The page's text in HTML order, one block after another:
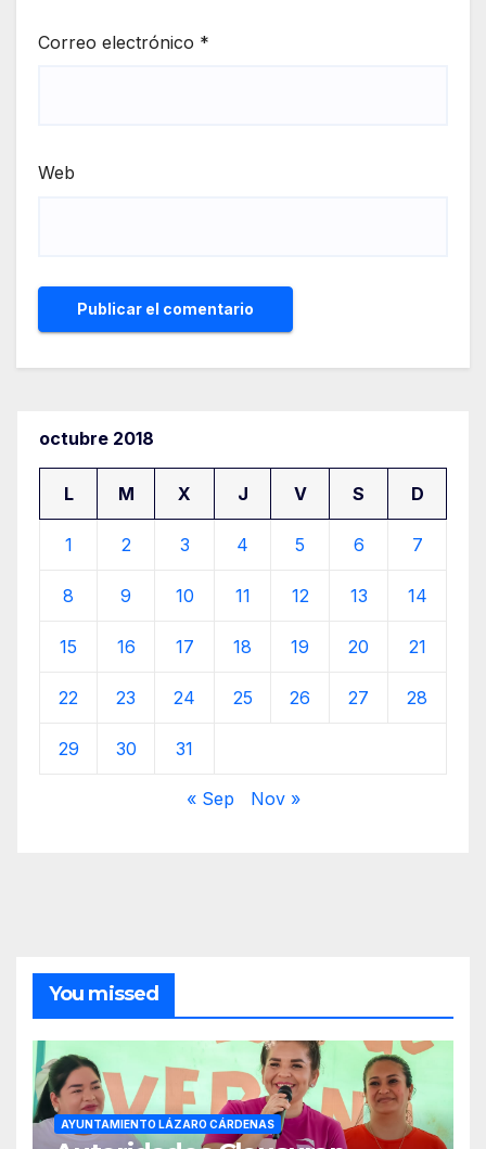
Correo electrónico *
Web
octubre 2018
L M X J V S D
1 2 3 4 5 6 7
8 9 10 11 12 13 14
15 16 17 18 19 20 21
22 23 24 25 26 27 28
29 30 31
« Sep Nov »
You missed
AYUNTAMIENTO LÁZARO CÁRDENAS